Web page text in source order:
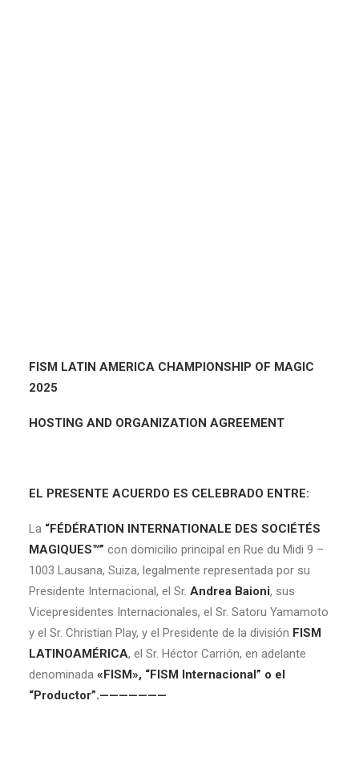
FISM LATIN AMERICA CHAMPIONSHIP OF MAGIC
2025
HOSTING AND ORGANIZATION AGREEMENT
EL PRESENTE ACUERDO ES CELEBRADO ENTRE:
La “FÉDÉRATION INTERNATIONALE DES SOCIÉTÉS
MAGIQUES™” con domicilio principal en Rue du Midi 9 –
1003 Lausana, Suiza, legalmente representada por su
Presidente Internacional, el Sr. Andrea Baioni, sus
Vicepresidentes Internacionales, el Sr. Satoru Yamamoto
y el Sr. Christian Play, y el Presidente de la división FISM
LATINOAMÉRICA, el Sr. Héctor Carrión, en adelante
denominada «FISM», “FISM Internacional” o el
“Productor”.———————